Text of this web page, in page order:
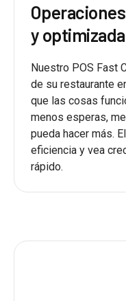
y
Nuestro POS Fast
de su restaurante
que las cosas
menos esperas,
pueda hacer más.
eficiencia y vea
rápido.